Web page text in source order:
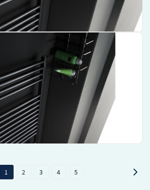
Bekijk product
Handdoekradiator – 181 cm x 50,7 cm –
ontwerp
voor uw handdoeken
Bekijk product
1 2 3 4 5